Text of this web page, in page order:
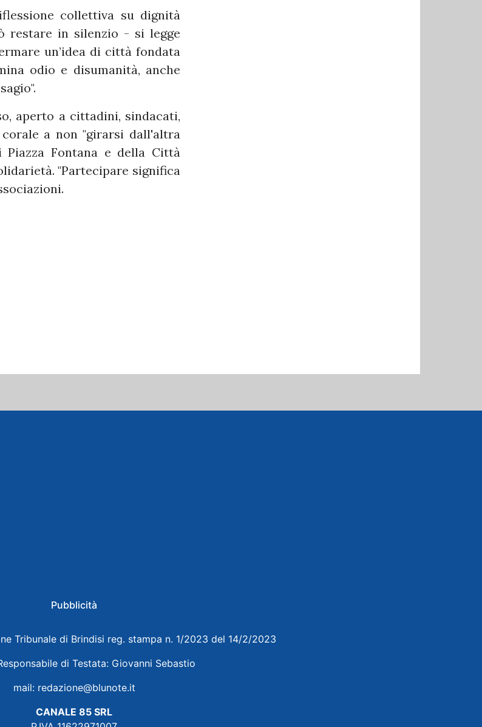
collettiva su dignità
restare in silenzio - si legge
un’idea di città fondata
odio e disumanità, anche
aperto a cittadini, sindacati,
a non "girarsi dall'altra
Fontana e della Città
"Partecipare significa
Pubblicità
Tribunale di Brindisi reg. stampa n. 1/2023 del 14/2/2023
di Testata: Giovanni Sebastio
mail: redazione@blunote.it
CANALE 85 SRL